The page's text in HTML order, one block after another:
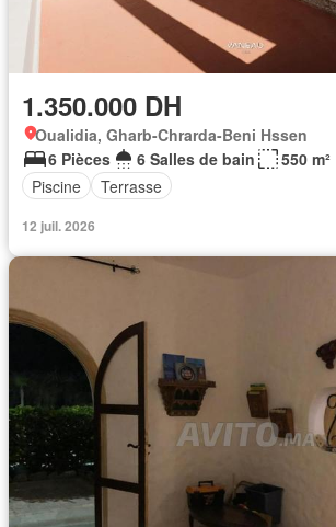
1.350.000 DH
Oualidia, Gharb-Chrarda-Beni Hssen
6 Pièces
6 Salles de bain
550 m²
Piscine
Terrasse
12 juil. 2026